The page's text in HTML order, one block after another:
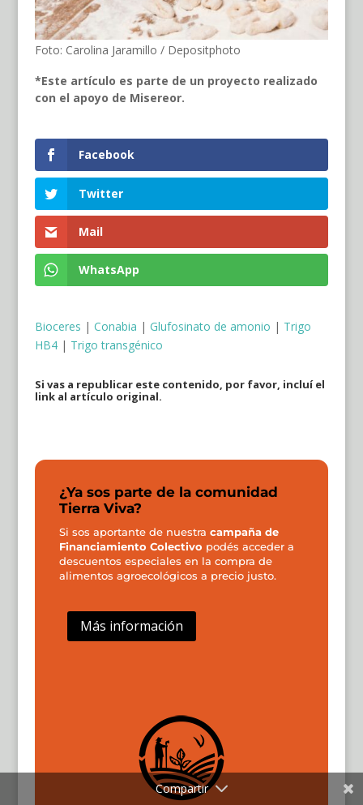
Foto: Carolina Jaramillo / Depositphoto
*Este artículo es parte de un proyecto realizado
con el apoyo de Misereor.
Facebook
Twitter
Mail
WhatsApp
Bioceres | Conabia | Glufosinato de amonio | Trigo
HB4| Trigo transgénico
Si vas a republicar este contenido, por favor, incluí el
link al artículo original.
¿Ya sos parte de la comunidad
Tierra Viva?
Si sos aportante de nuestra campaña de
Financiamiento Colectivo podés acceder a
descuentos especiales en la compra de
alimentos agroecológicos a precio justo.
Más información
Compartir